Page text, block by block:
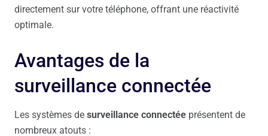
directement sur votre téléphone, offrant une réactivité
optimale.
Avantages de la
surveillance connectée
Les systèmes de surveillance connectée présentent de
nombreux atouts :